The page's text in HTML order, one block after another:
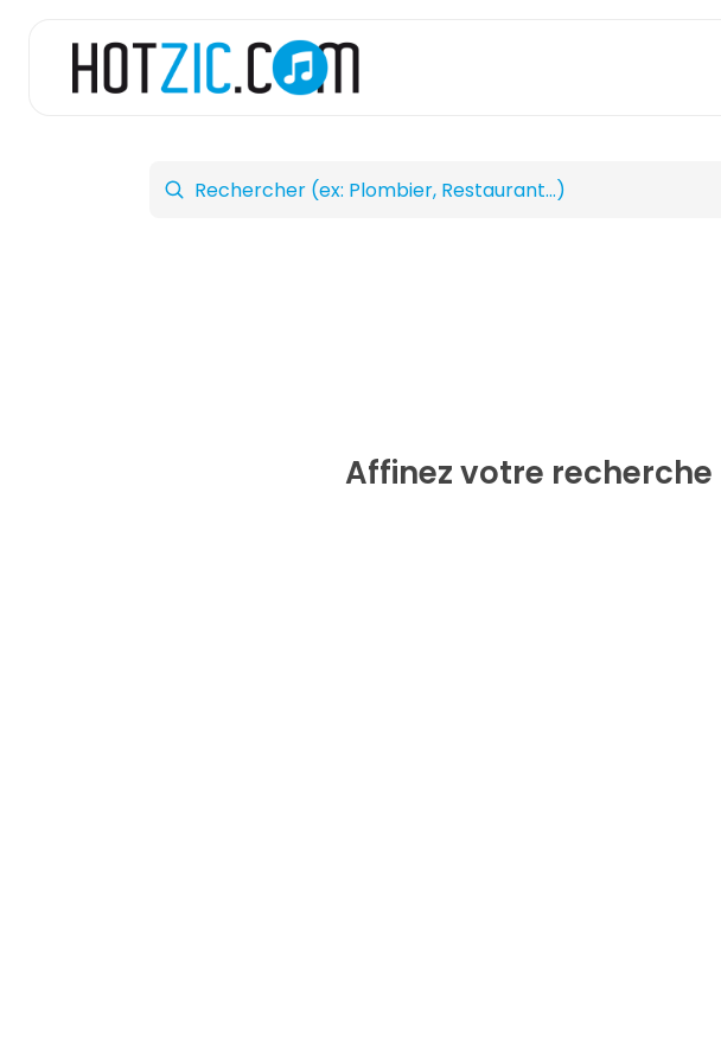
Affinez votre recherche